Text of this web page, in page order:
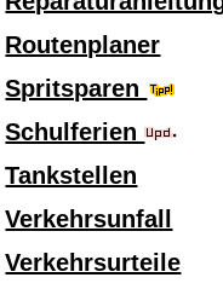
Routenplaner
Spritsparen
Schulferien
Tankstellen
Verkehrsunfall
Verkehrsurteile